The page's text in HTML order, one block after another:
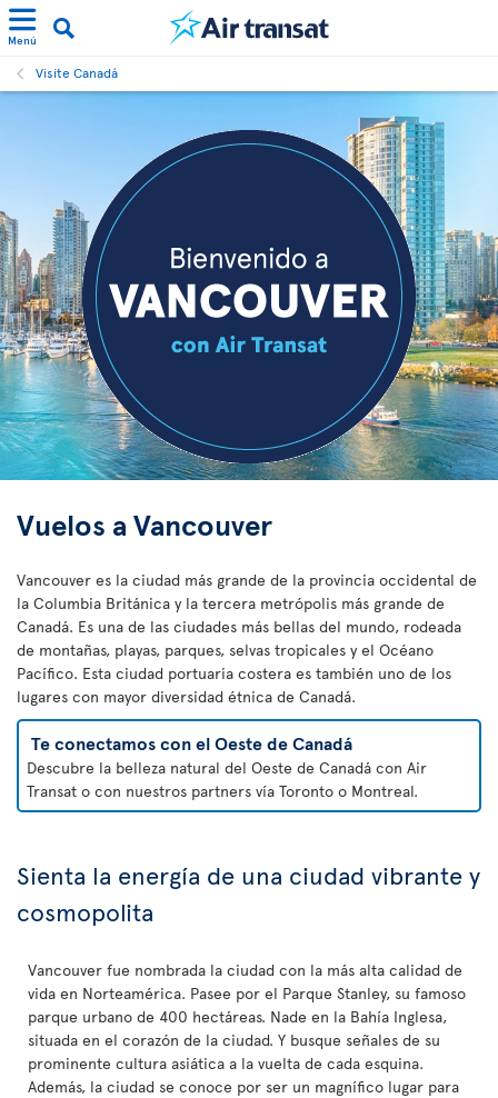
Menú
Visite Canadá
Vuelos a Vancouver
Vancouver es la ciudad más grande de la provincia occidental de
la Columbia Británica y la tercera metrópolis más grande de
Canadá. Es una de las ciudades más bellas del mundo, rodeada
de montañas, playas, parques, selvas tropicales y el Océano
Pacífico. Esta ciudad portuaria costera es también uno de los
lugares con mayor diversidad étnica de Canadá.
Te conectamos con el Oeste de Canadá
Descubre la belleza natural del Oeste de Canadá con Air
Transat o con nuestros partners vía Toronto o Montreal.
Sienta la energía de una ciudad vibrante y
cosmopolita
Vancouver fue nombrada la ciudad con la más alta calidad de
vida en Norteamérica. Pasee por el Parque Stanley, su famoso
parque urbano de 400 hectáreas. Nade en la Bahía Inglesa,
situada en el corazón de la ciudad. Y busque señales de su
prominente cultura asiática a la vuelta de cada esquina.
Además, la ciudad se conoce por ser un magnífico lugar para